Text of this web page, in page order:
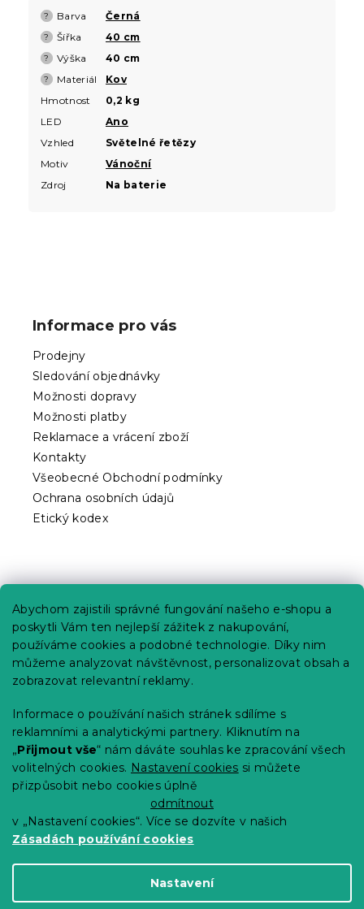
Abychom zajistili správné fungování našeho e-shopu a
poskytli Vám ten nejlepší zážitek z nakupování,
používáme cookies a podobné technologie. Díky nim
můžeme analyzovat návštěvnost, personalizovat obsah a
zobrazovat relevantní reklamy.
Informace o používání našich stránek sdílíme s
reklamními a analytickými partnery. Kliknutím na
„Přijmout vše“ nám dáváte souhlas ke zpracování všech
volitelných cookies. Nastavení cookies si můžete
přizpůsobit nebo cookies úplně
odmítnout
v „Nastavení cookies“. Více se dozvíte v našich
Zásadách používání cookies
Nastavení
? Barva Černá
? Šířka 40 cm
? Výška 40 cm
? Materiál
Kov
Hmotnost
0,2 kg
LED
Ano
Vzhled
Světelné řetězy
Motiv
Vánoční
Zdroj
Na baterie
Informace pro vás
Prodejny
Sledování objednávky
Možnosti dopravy
Možnosti platby
Reklamace a vrácení zboží
Kontakty
Všeobecné Obchodní podmínky
Ochrana osobních údajů
Etický kodex
Kariéra
Poptávky a B2B spolupráce
Proč se u nás registrovat?
Věrnostní program - Sleva až 10 %
Návody
Tabulky velikostí
Blog